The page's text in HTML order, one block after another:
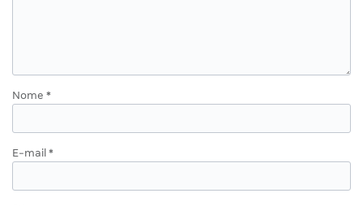
Nome *
E-mail *